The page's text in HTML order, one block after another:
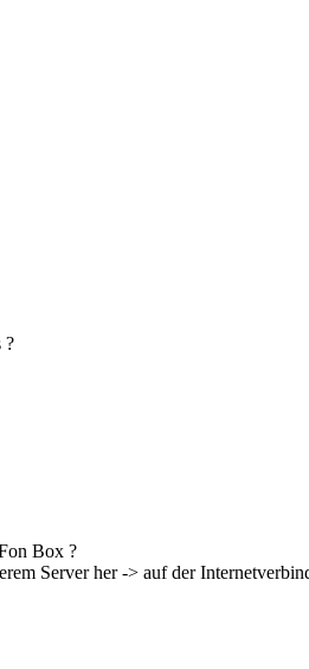
?
Box ?
Server her -> auf der